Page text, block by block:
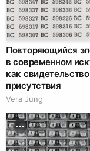
Повторяющийся
в современном
как свидетельство
присутствия
Vera Jung